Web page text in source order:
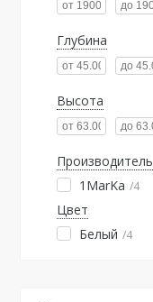
Глубина
Высота
Производитель
1MarKa
4
Цвет
Белый
4